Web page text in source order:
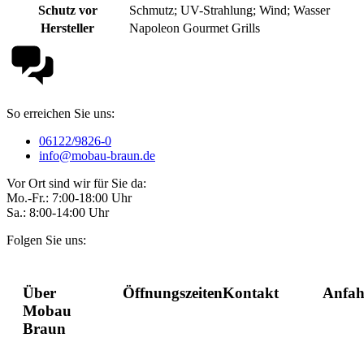
Schutz vor
Schmutz; UV-Strahlung; Wind; Wasser
Hersteller
Napoleon Gourmet Grills
So erreichen Sie uns:
06122/9826-0
info@mobau-braun.de
Vor Ort sind wir für Sie da:
Mo.-Fr.: 7:00-18:00 Uhr
Sa.: 8:00-14:00 Uhr
Folgen Sie uns:
Über
Mobau
Braun
ÖffnungszeitenKontakt